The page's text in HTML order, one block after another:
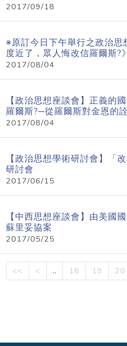
2017/09/18
※原訂今日下午舉行之政治思
度近了，眾人悔改信羅爾斯?
2017/08/04
【政治思想座談會】正義的
羅爾斯?─從羅爾斯對金恩的
俗宗教
2017/08/04
【政治思想學術研討會】「
研討會
2017/06/15
【中西思想座談會】由美國
蘇里妥協案
2017/05/25
<< < .. 18 19 20